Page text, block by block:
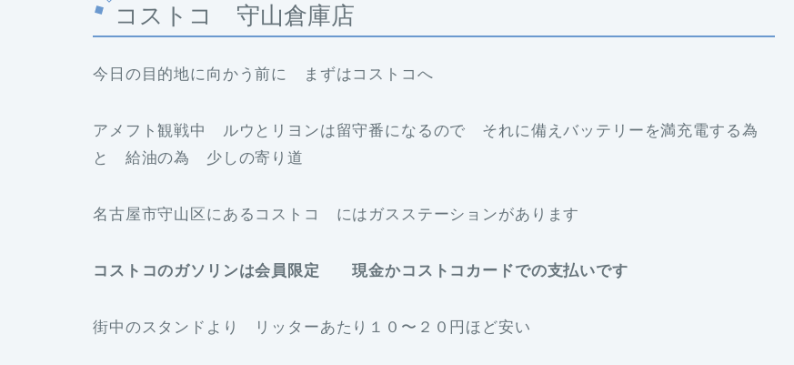
コストコ 守山倉庫店
今日の目的地に向かう前に まずはコストコへ
アメフト観戦中 ルウとリヨンは留守番になるので それに備えバッテリーを満充電する為
と 給油の為 少しの寄り道
名古屋市守山区にあるコストコ にはガスステーションがあります
コストコのガソリンは会員限定 現金かコストコカードでの支払いです
街中のスタンドより リッターあたり１０〜２０円ほど安い